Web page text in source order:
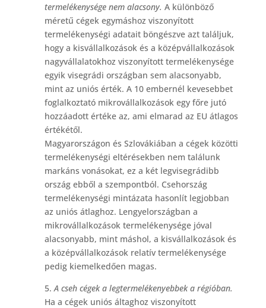
termelékenysége nem alacsony. A különböző
méretű cégek egymáshoz viszonyított
termelékenységi adatait böngészve azt találjuk,
hogy a kisvállalkozások és a középvállalkozások
nagyvállalatokhoz viszonyított termelékenysége
egyik visegrádi országban sem alacsonyabb,
mint az uniós érték. A 10 embernél kevesebbet
foglalkoztató mikrovállalkozások egy főre jutó
hozzáadott értéke az, ami elmarad az EU átlagos
értékétől.
Magyarországon és Szlovákiában a cégek közötti
termelékenységi eltérésekben nem találunk
markáns vonásokat, ez a két legvisegrádibb
ország ebből a szempontból. Csehország
termelékenységi mintázata hasonlít legjobban
az uniós átlaghoz. Lengyelországban a
mikrovállalkozások termelékenysége jóval
alacsonyabb, mint máshol, a kisvállalkozások és
a középvállalkozások relatív termelékenysége
pedig kiemelkedően magas.
5.A cseh cégek a legtermelékenyebbek a régióban.
Ha a cégek uniós áltaghoz viszonyított